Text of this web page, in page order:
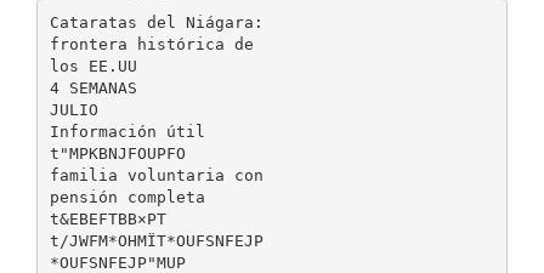
Cataratas del Niágara:
frontera histórica de
los EE.UU
4 SEMANAS
JULIO
Información útil
t"MPKBNJFOUPFO
familia voluntaria con
pensión completa
t&EBEFTBB×PT
t/JWFM*OHMÏT*OUFSNFEJP
*OUFSNFEJP"MUP